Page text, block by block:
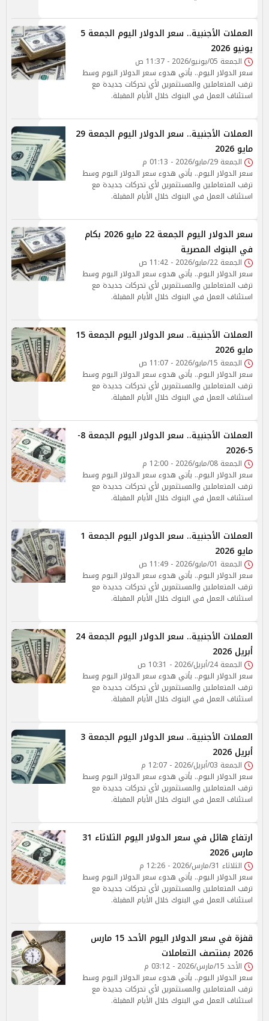
العملات الأجنبية.. سعر الدولار اليوم الجمعة 5
يونيو 2026
الجمعة 05/يونيو/2026 - 11:37 ص
سعر الدولار اليوم.. يأتي هدوء سعر الدولار اليوم وسط
ترقب المتعاملين والمستثمرين لأي تحركات جديدة مع
استئناف العمل في البنوك خلال الأيام المقبلة.
العملات الأجنبية.. سعر الدولار اليوم الجمعة 29
مايو 2026
الجمعة 29/مايو/2026 - 01:13 م
سعر الدولار اليوم.. يأتي هدوء سعر الدولار اليوم وسط
ترقب المتعاملين والمستثمرين لأي تحركات جديدة مع
استئناف العمل في البنوك خلال الأيام المقبلة.
سعر الدولار اليوم الجمعة 22 مايو 2026 بكام
في البنوك المصرية
الجمعة 22/مايو/2026 - 11:42 ص
سعر الدولار اليوم.. يأتي هدوء سعر الدولار اليوم وسط
ترقب المتعاملين والمستثمرين لأي تحركات جديدة مع
استئناف العمل في البنوك خلال الأيام المقبلة.
العملات الأجنبية.. سعر الدولار اليوم الجمعة 15
مايو 2026
الجمعة 15/مايو/2026 - 11:07 ص
سعر الدولار اليوم.. يأتي هدوء سعر الدولار اليوم وسط
ترقب المتعاملين والمستثمرين لأي تحركات جديدة مع
استئناف العمل في البنوك خلال الأيام المقبلة.
العملات الأجنبية.. سعر الدولار اليوم الجمعة 8-
5-2026
الجمعة 08/مايو/2026 - 12:00 م
سعر الدولار اليوم.. يأتي هدوء سعر الدولار اليوم وسط
ترقب المتعاملين والمستثمرين لأي تحركات جديدة مع
استئناف العمل في البنوك خلال الأيام المقبلة.
العملات الأجنبية.. سعر الدولار اليوم الجمعة 1
مايو 2026
الجمعة 01/مايو/2026 - 11:49 ص
سعر الدولار اليوم.. يأتي هدوء سعر الدولار اليوم وسط
ترقب المتعاملين والمستثمرين لأي تحركات جديدة مع
استئناف العمل في البنوك خلال الأيام المقبلة.
العملات الأجنبية.. سعر الدولار اليوم الجمعة 24
أبريل 2026
الجمعة 24/أبريل/2026 - 10:31 ص
سعر الدولار اليوم.. يأتي هدوء سعر الدولار اليوم وسط
ترقب المتعاملين والمستثمرين لأي تحركات جديدة مع
استئناف العمل في البنوك خلال الأيام المقبلة.
العملات الأجنبية.. سعر الدولار اليوم الجمعة 3
أبريل 2026
الجمعة 03/أبريل/2026 - 12:07 م
سعر الدولار اليوم.. يأتي هدوء سعر الدولار اليوم وسط
ترقب المتعاملين والمستثمرين لأي تحركات جديدة مع
استئناف العمل في البنوك خلال الأيام المقبلة.
ارتفاع هائل في سعر الدولار اليوم الثلاثاء 31
مارس 2026
الثلاثاء 31/مارس/2026 - 12:26 م
سعر الدولار اليوم.. يأتي هدوء سعر الدولار اليوم وسط
ترقب المتعاملين والمستثمرين لأي تحركات جديدة مع
استئناف العمل في البنوك خلال الأيام المقبلة.
قفزة في سعر الدولار اليوم الأحد 15 مارس
2026 بمنتصف التعاملات
الأحد 15/مارس/2026 - 03:12 م
سعر الدولار اليوم.. يأتي هدوء سعر الدولار اليوم وسط
ترقب المتعاملين والمستثمرين لأي تحركات جديدة مع
استئناف العمل في البنوك خلال الأيام المقبلة.